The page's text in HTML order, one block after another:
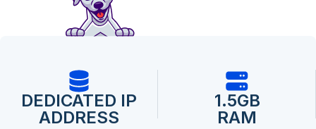
DEDICATED IP
ADDRESS
1.5GB
RAM